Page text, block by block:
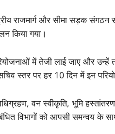
राजमार्ग और सीमा सड़क
किया गया।
में तेजी लाई जाए और उन्हें
स्तर पर हर 10 दिन में इन
वन स्वीकृति, भूमि
विभागों को आपसी समन्वय के